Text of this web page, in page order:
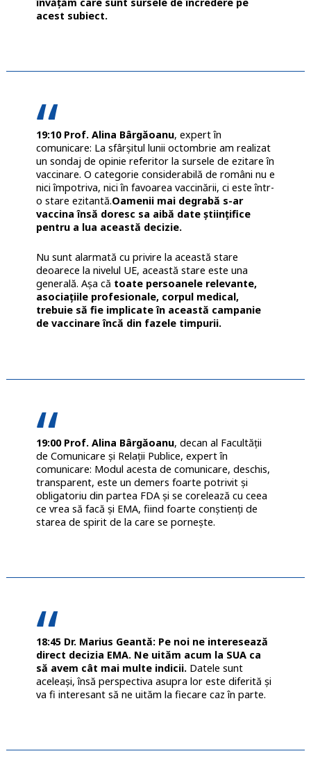
acest subiect.
19:10 Prof. Alina Bârgăoanu, expert în
comunicare: La sfârșitul lunii octombrie am realizat
un sondaj de opinie referitor la sursele de ezitare în
vaccinare. O categorie considerabilă de români nu e
nici împotriva, nici în favoarea vaccinării, ci este într-
o stare ezitantă.Oamenii mai degrabă s-ar
vaccina însă doresc sa aibă date științifice
pentru a lua această decizie.
Nu sunt alarmată cu privire la această stare
deoarece la nivelul UE, această stare este una
generală. Așa că toate persoanele relevante,
asociațiile profesionale, corpul medical,
trebuie să fie implicate în această campanie
de vaccinare încă din fazele timpurii.
19:00 Prof. Alina Bârgăoanu, decan al Facultăţii
de Comunicare şi Relaţii Publice, expert în
comunicare: Modul acesta de comunicare, deschis,
transparent, este un demers foarte potrivit și
obligatoriu din partea FDA și se corelează cu ceea
ce vrea să facă și EMA, fiind foarte conștienți de
starea de spirit de la care se pornește.
18:45 Dr. Marius Geantă: Pe noi ne interesează
direct decizia EMA. Ne uităm acum la SUA ca
să avem cât mai multe indicii.Datele sunt
aceleași, însă perspectiva asupra lor este diferită și
va fi interesant să ne uităm la fiecare caz în parte.